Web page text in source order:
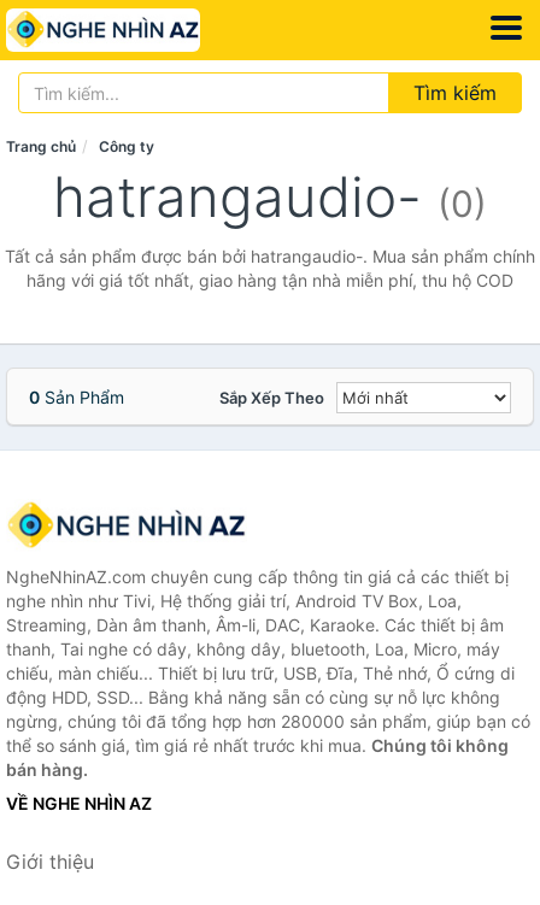
Tìm kiếm
Trang chủ Công ty
hatrangaudio- (0)
Tất cả sản phẩm được bán bởi hatrangaudio-. Mua sản phẩm chính
hãng với giá tốt nhất, giao hàng tận nhà miễn phí, thu hộ COD
0 Sản Phẩm Sắp Xếp Theo
NgheNhinAZ.com chuyên cung cấp thông tin giá cả các thiết bị
nghe nhìn như Tivi, Hệ thống giải trí, Android TV Box, Loa,
Streaming, Dàn âm thanh, Âm-li, DAC, Karaoke. Các thiết bị âm
thanh, Tai nghe có dây, không dây, bluetooth, Loa, Micro, máy
chiếu, màn chiếu... Thiết bị lưu trữ, USB, Đĩa, Thẻ nhớ, Ổ cứng di
động HDD, SSD... Bằng khả năng sẵn có cùng sự nỗ lực không
ngừng, chúng tôi đã tổng hợp hơn 280000 sản phẩm, giúp bạn có
thể so sánh giá, tìm giá rẻ nhất trước khi mua. Chúng tôi không
bán hàng.
VỀ NGHE NHÌN AZ
Giới thiệu